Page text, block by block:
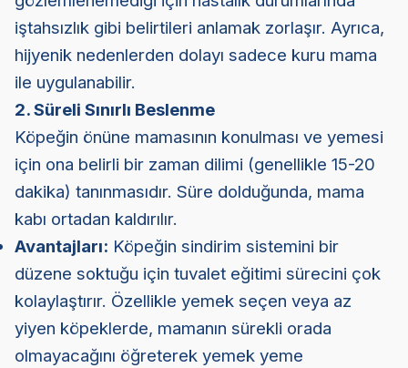
iştahsızlık gibi belirtileri anlamak zorlaşır. Ayrıca,
hijyenik nedenlerden dolayı sadece kuru mama
ile uygulanabilir.
2. Süreli Sınırlı Beslenme
Köpeğin önüne mamasının konulması ve yemesi
için ona belirli bir zaman dilimi (genellikle 15-20
dakika) tanınmasıdır. Süre dolduğunda, mama
kabı ortadan kaldırılır.
Avantajları: Köpeğin sindirim sistemini bir
düzene soktuğu için tuvalet eğitimi sürecini çok
kolaylaştırır. Özellikle yemek seçen veya az
yiyen köpeklerde, mamanın sürekli orada
olmayacağını öğreterek yemek yeme